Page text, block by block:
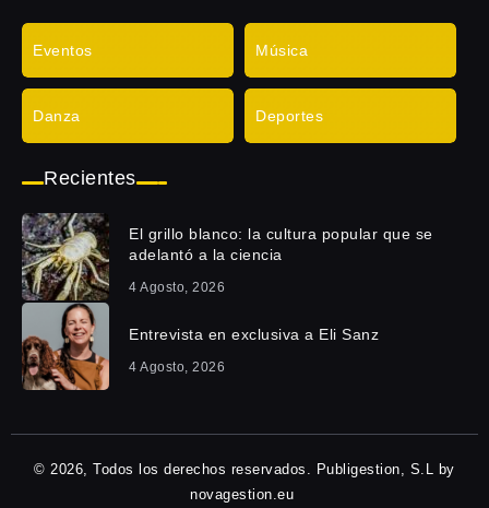
Eventos Música
Danza Deportes
Recientes
El grillo blanco: la cultura popular que se
adelantó a la ciencia
4 Agosto, 2026
Entrevista en exclusiva a Eli Sanz
4 Agosto, 2026
© 2026, Todos los derechos reservados. Publigestion, S.L by
novagestion.eu